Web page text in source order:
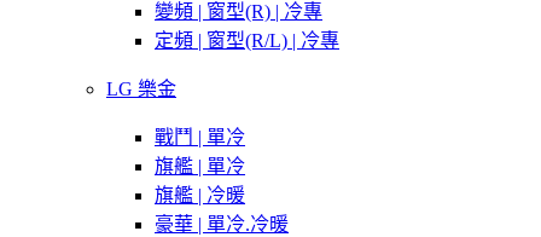
變頻 | 窗型(R) | 冷專
定頻 | 窗型(R/L) | 冷專
LG 樂金
戰鬥 | 單冷
旗艦 | 單冷
旗艦 | 冷暖
豪華 | 單冷.冷暖